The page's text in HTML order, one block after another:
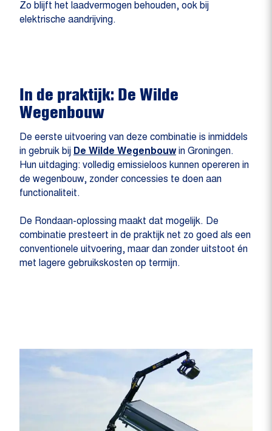
Zo blijft het laadvermogen behouden, ook bij
elektrische aandrijving.
In de praktijk: De Wilde
Wegenbouw
De eerste uitvoering van deze combinatie is inmiddels
in gebruik bij De Wilde Wegenbouwin Groningen.
Hun uitdaging: volledig emissieloos kunnen opereren in
de wegenbouw, zonder concessies te doen aan
functionaliteit.
De Rondaan-oplossing maakt dat mogelijk. De
combinatie presteert in de praktijk net zo goed als een
conventionele uitvoering, maar dan zonder uitstoot én
met lagere gebruikskosten op termijn.